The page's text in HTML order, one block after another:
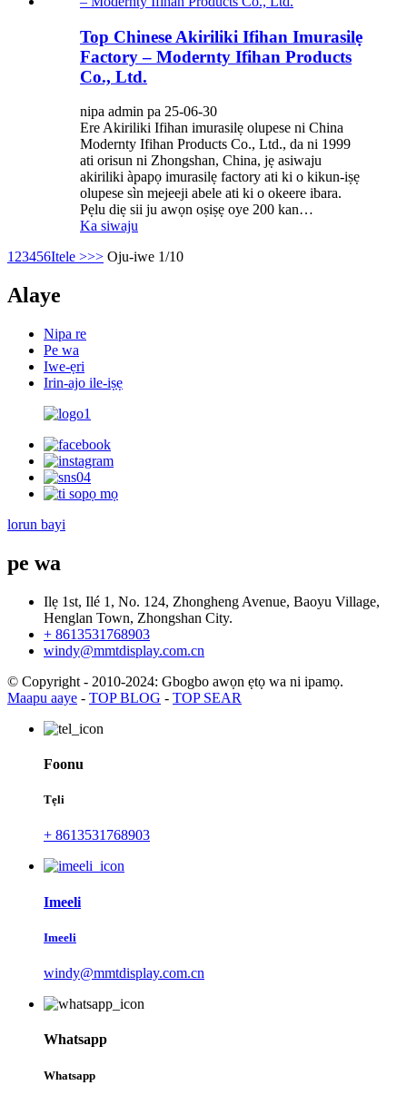
Top Chinese Akiriliki Ifihan Imurasilẹ
Factory – Modernty Ifihan Products
Co., Ltd.
nipa admin pa 25-06-30
Ere Akiriliki Ifihan imurasilẹ olupese ni China
Modernty Ifihan Products Co., Ltd., da ni 1999
ati orisun ni Zhongshan, China, jẹ asiwaju
akiriliki àpapọ imurasilẹ factory ati ki o kikun-iṣẹ
olupese sìn mejeeji abele ati ki o okeere ibara.
Pẹlu diẹ sii ju awọn oṣiṣẹ oye 200 kan…
Ka siwaju
1 23456Itele >>> Oju-iwe 1/10
Alaye
Nipa re
Pe wa
Iwe-ẹri
Irin-ajo ile-iṣẹ
lorun bayi
pe wa
Ilẹ 1st, Ilé 1, No. 124, Zhongheng Avenue, Baoyu Village,
Henglan Town, Zhongshan City.
+ 8613531768903
windy@mmtdisplay.com.cn
© Copyright - 2010-2024: Gbogbo awọn ẹtọ wa ni ipamọ.
Maapu aaye - TOP BLOG - TOP SEAR
Foonu
Tẹli
+ 8613531768903
Imeeli
Imeeli
windy@mmtdisplay.com.cn
Whatsapp
Whatsapp